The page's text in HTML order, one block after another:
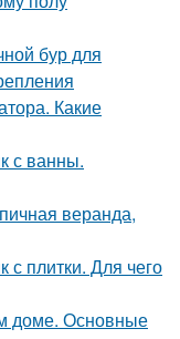
бур для
Какие
с ванны.
веранда,
с плитки. Для чего
доме. Основные